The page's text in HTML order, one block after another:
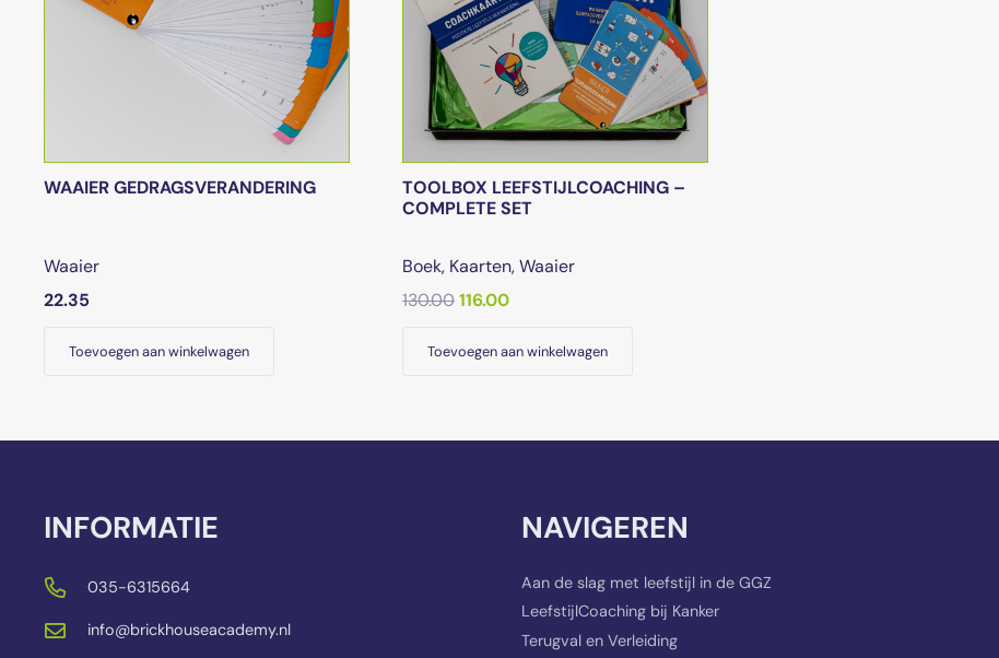
WAAIER GEDRAGSVERANDERING
Waaier
22.35
Toevoegen aan winkelwagen
TOOLBOX LEEFSTIJLCOACHING –
COMPLETE SET
Boek, Kaarten,Waaier
130.00Oorspronkelijke
was:
116.00Huidige
is:
Toevoegen aan winkelwagen
INFORMATIE
035-6315664
info@brickhouseacademy.nl
NAVIGEREN
Aan de slag met leefstijl in de GGZ
LeefstijlCoaching bij Kanker
Terugval en Verleiding